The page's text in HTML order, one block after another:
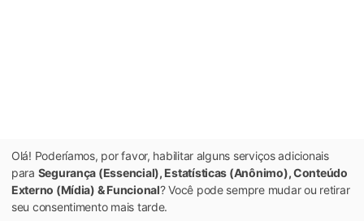
Olá! Poderíamos, por favor, habilitar alguns serviços adicionais
para Segurança (Essencial), Estatísticas (Anônimo), Conteúdo
Externo (Mídia) & Funcional? Você pode sempre mudar ou retirar
seu consentimento mais tarde.